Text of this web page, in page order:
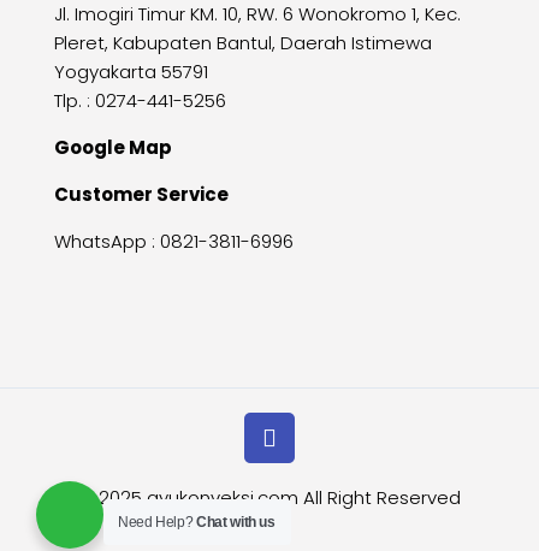
Jl. Imogiri Timur KM. 10, RW. 6 Wonokromo 1, Kec.
Pleret, Kabupaten Bantul, Daerah Istimewa
Yogyakarta 55791
Tlp. : 0274-441-5256
Google Map
Customer Service
WhatsApp : 0821-3811-6996
© 2025 ayukonveksi.com All Right Reserved
Need Help?Chat with us